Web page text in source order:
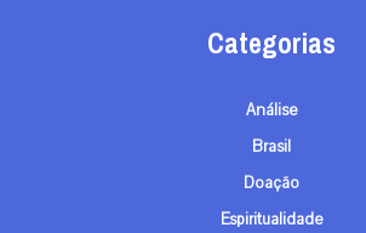
Categorias
Análise
Brasil
Doação
Espiritualidade